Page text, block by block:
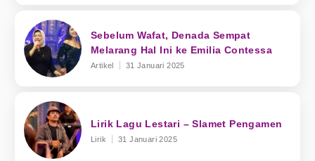
Sebelum Wafat, Denada Sempat
Melarang Hal Ini ke Emilia Contessa
Artikel 31 Januari 2025
Lirik Lagu Lestari – Slamet Pengamen
Lirik 31 Januari 2025